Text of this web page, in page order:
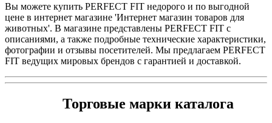
Вы можете купить PERFECT FIT недорого и по выгодной
цене в интернет магазине 'Интернет магазин товаров для
животных'. В магазине представлены PERFECT FIT с
описаниями, а также подробные технические характеристики,
фотографии и отзывы посетителей. Мы предлагаем PERFECT
FIT ведущих мировых брендов с гарантией и доставкой.
Торговые марки каталога